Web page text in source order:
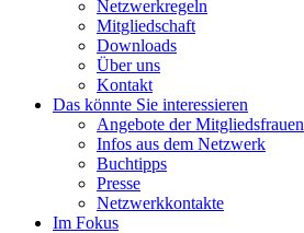
Netzwerkregeln
Mitgliedschaft
Downloads
Über uns
Kontakt
Das könnte Sie interessieren
Angebote der Mitgliedsfrauen
Infos aus dem Netzwerk
Buchtipps
Presse
Netzwerkkontakte
Im Fokus